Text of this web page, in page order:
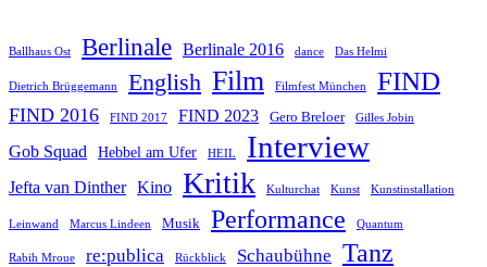
Ballhaus Ost Berlinale Berlinale 2016 dance Das Helmi
Dietrich Brüggemann English Film Filmfest München FIND
FIND 2016 FIND 2017 FIND 2023 Gero Breloer Gilles Jobin
Gob Squad Hebbel am Ufer HEIL Interview
Jefta van Dinther Kino Kritik Kulturchat Kunst Kunstinstallation
Leinwand Marcus Lindeen Musik Performance Quantum
Rabih Mroue re:publica Rückblick Schaubühne Tanz